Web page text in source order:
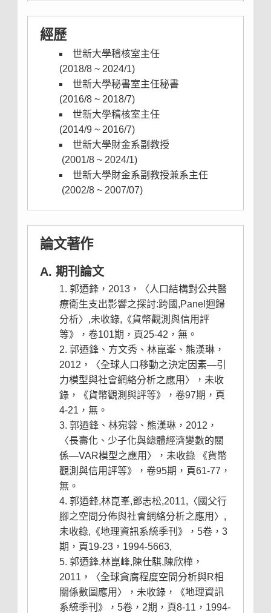
經歷
世新大學稽核室主任
(2018/8 ~ 2024/1)
世新大學秘書室主任秘書
(2016/8 ~ 2018/7)
世新大學稽核室主任
(2014/9 ~ 2016/7)
世新大學財金系副教授
(2001/8 ~ 2024/1)
世新大學財金系副教授兼系主任
(2002/8 ~ 2007/07)
論文著作
A. 期刊論文
郭迺鋒，2013，〈人口結構對公共醫
療衛生支出影響之探討:跨國,Panel迴歸
分析〉,未收錄,《貨幣觀測與信用評
等》，卷101期，頁25-42，無。
郭迺鋒、方文秀、林崑峯、熊漢琳，
2012，〈全球人口移動之決定因素—引
力模型與社會網絡分析之應用〉，未收
錄，《貨幣觀測與評等》，卷97期，頁
4-21，無。
郭迺鋒、林宛蓉、熊漢琳，2012，
〈長壽化、少子化與總體經濟變數的關
係—VAR模型之應用〉，未收錄 《貨幣
觀測與信用評等》，卷95期，頁61-77，
無。
郭迺鋒,林崑峯,鄧志松,2011,〈國父行
腳之空間分佈與社會網絡分析之應用〉,
未收錄,《地理資訊系統季刊》，5卷，3
期，頁19-23，1994-5663,
郭迺鋒,林崑峰,陳仕騏,陳欣樺，
2011，〈全球貪腐程度空間分析與R相
關係數圖應用〉，未收錄，《地理資訊
系統季刊》，5卷，2期，頁8-11，1994-